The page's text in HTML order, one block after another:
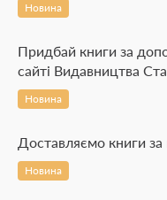
Новина
Придбай книги за
сайті Видавництва
Новина
Доставляємо книги
Новина